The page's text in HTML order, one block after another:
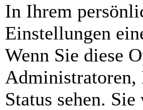
In Ihrem
Einstellungen
Wenn Sie diese
Administratoren,
Status sehen.